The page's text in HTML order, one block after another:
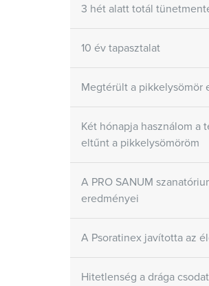
3 hét alatt totál
10 év tapasztalat
Megtérült a pikkelysömör
Két hónapja használom a
eltűnt a pikkelysömöröm
A PRO SANUM
eredményei
A Psoratinex javította az
Hitetlenség a drága